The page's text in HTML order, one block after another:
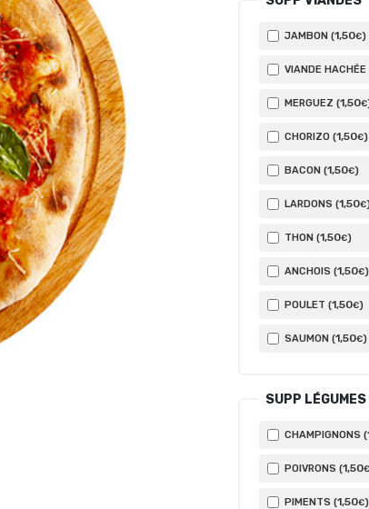
JAMBON (1,50€)
VIANDE HACHÉE
MERGUEZ (1,50€
CHORIZO (1,50€)
BACON (1,50€)
LARDONS (1,50€
THON (1,50€)
ANCHOIS (1,50€)
POULET (1,50€)
SAUMON (1,50€)
SUPP LÉGUMES
CHAMPIGNONS (
POIVRONS (1,50€
PIMENTS (1,50€)